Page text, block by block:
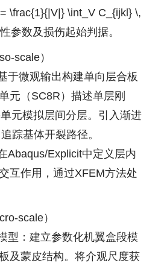
\frac{1}{|V|} \int_V C_{ijkl} \,
参数及损伤起始判据。
scale）
于微观输出构建单向层合板
元（SC8R）描述单层刚
元模拟层间分层。引入渐进
踪基体开裂路径。
Abaqus/Explicit中定义层内
互作用，通过XFEM方法处
scale）
型：建立参数化机翼盒段模
及蒙皮结构。将介观尺度获